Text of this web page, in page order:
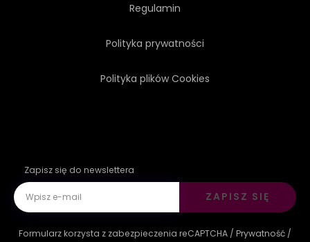
Regulamin
Polityka prywatności
Polityka plików Cookies
Zapisz się do newslettera
ZAPISZ SIĘ
Formularz korzysta z zabezpieczenia reCAPTCHA / Prywatność /